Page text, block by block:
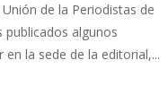
de la Periodistas de
publicados algunos
la sede de la editorial,...